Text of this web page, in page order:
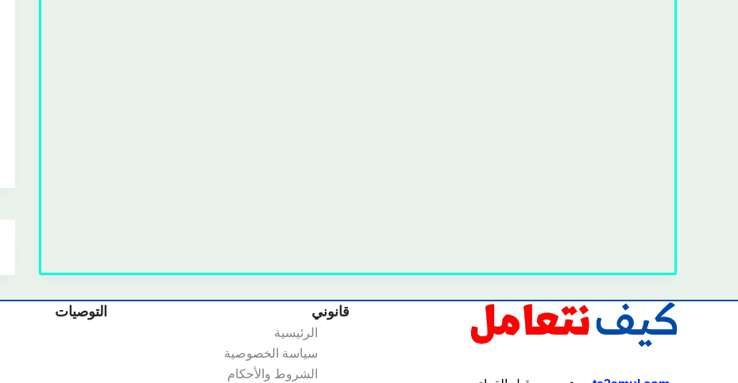
قانوني
الرئيسية
سياسة الخصوصية
الشروط والأحكام
التوصيات